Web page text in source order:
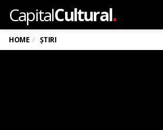
CapitalCultural.
HOME ȘTIRI